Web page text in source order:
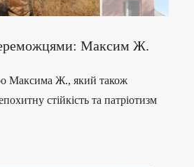
Максим Ж.
Максима Ж., який також
стійкість та патріотизм